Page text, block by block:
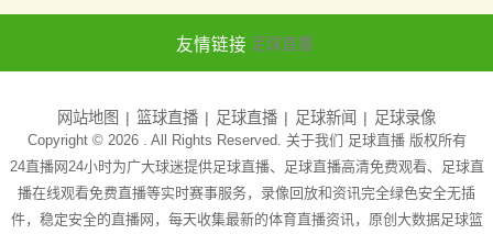
友情链接 足球直播
网站地图 篮球直播 足球直播 足球新闻 足球录像
Copyright © 2026 . All Rights Reserved. 关于我们 足球直播版权所有
24直播网24小时为广大球迷提供足球直播、足球直播高清免费观看、足球直
播在线观看免费直播等实时赛事服务，录像回放和资讯完全绿色安全无插
件，稳定安全的直播网，每天收集最新的体育直播资讯，原创大数据足球篮